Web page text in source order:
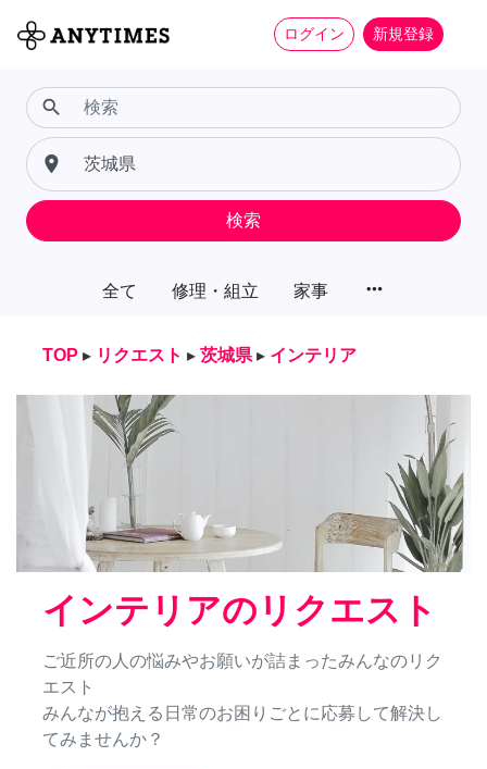
ログイン 新規登録
全て 修理・組立 家事 more_horiz
search
place
検索
TOP ▸ リクエスト ▸ 茨城県 ▸ インテリア
インテリアのリクエスト
ご近所の人の悩みやお願いが詰まったみんなのリク
エスト
みんなが抱える日常のお困りごとに応募して解決し
てみませんか？